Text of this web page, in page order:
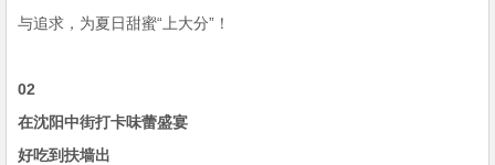
与追求，为夏日甜蜜“上大分”！
02
在沈阳中街打卡味蕾盛宴
好吃到扶墙出